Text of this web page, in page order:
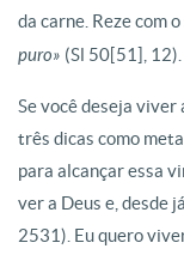
da carne. Reze com
puro» (Sl 50[51], 12).
Se você deseja viver
três dicas como
para alcançar essa
ver a Deus e, desde
2531). Eu quero